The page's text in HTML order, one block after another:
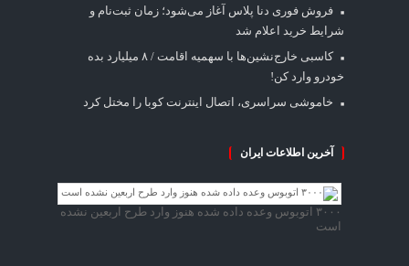
فروش فوری دنا پلاس آغاز می‌شود؛ زمان ثبت‌نام و
شرایط خرید اعلام شد
کاسبی خارج‌نشین‌ها با سهمیه اقامت / ۸ میلیارد بده
خودرو وارد کن!
خاموشی سراسری، اتصال اینترنت کوبا را مختل کرد
آخرین اطلاعات ایران
۳۰۰۰ اتوبوس وعده داده شده هنوز وارد طرح اربعین نشده
است